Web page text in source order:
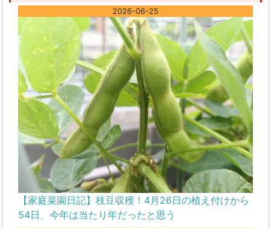
2026-06-25
【家庭菜園日記】枝豆収穫！4月26日の植え付けから
54日、今年は当たり年だったと思う